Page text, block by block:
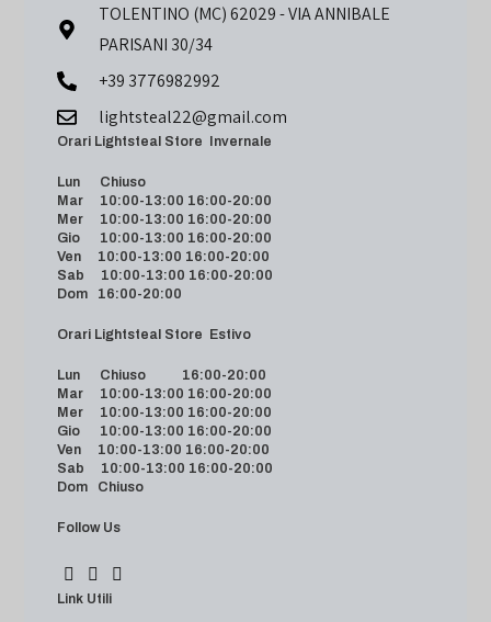
TOLENTINO (MC) 62029 - VIA ANNIBALE
PARISANI 30/34
+39 3776982992
lightsteal22@gmail.com
Orari Lightsteal Store Invernale
Lun Chiuso
Mar 10:00-13:00 16:00-20:00
Mer 10:00-13:00 16:00-20:00
Gio 10:00-13:00 16:00-20:00
Ven 10:00-13:00 16:00-20:00
Sab 10:00-13:00 16:00-20:00
Dom 16:00-20:00
Orari Lightsteal Store Estivo
Lun Chiuso 16:00-20:00
Mar 10:00-13:00 16:00-20:00
Mer 10:00-13:00 16:00-20:00
Gio 10:00-13:00 16:00-20:00
Ven 10:00-13:00 16:00-20:00
Sab 10:00-13:00 16:00-20:00
Dom Chiuso
Follow Us
Link Utili